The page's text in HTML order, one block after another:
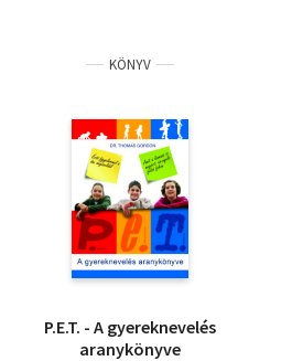
KÖNYV
P.E.T. - A gyereknevelés
aranykönyve